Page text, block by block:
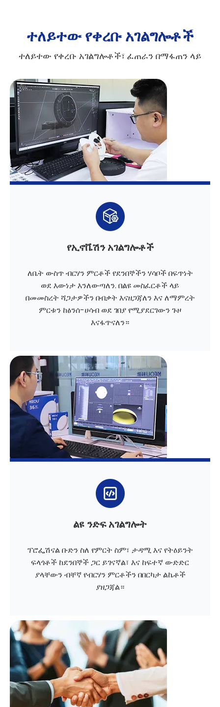
ተለይተው የቀረቡ አገልግሎቶች
ተለይተው የቀረቡ አገልግሎቶች፣ ፈጠራን በማፋጠን ላይ
የኢኖቬሽን አገልግሎቶች
ለቤት ውስጥ ብርሃን ምርቶች የደንበኞችን ሃሳቦች በፍጥነት
ወደ እውነታ እንለውጣለን. በልዩ መስፈርቶች ላይ
በመመስረት ሻጋታዎችን በብቃት እናዘጋጃለን እና ለማምረት
ምርቱን ከፅንሰ-ሀሳብ ወደ ገበያ የሚያደርገውን ጉዞ
እናፋጥናለን።
ልዩ ንድፍ አገልግሎት
ፕሮፌሽናል ቡድን ስለ የምርት ስም፣ ታዳሚ እና የትዕይንት
ፍላጎቶች ከደንበኞች ጋር ይገናኛል፣ እና ከፍተኛ ውድድር
ያላቸውን ብቸኛ የብርሃን ምርቶችን በበርካታ ልኬቶች
ያዘጋጃል።